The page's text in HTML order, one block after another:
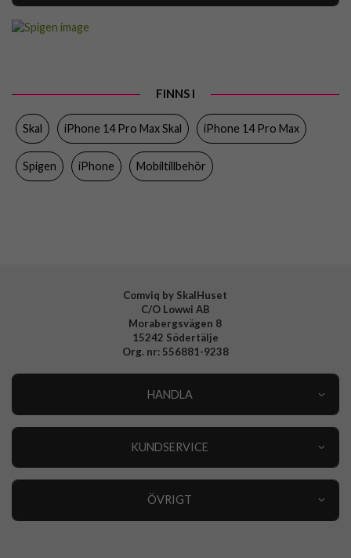
Trådlös laddning-kompatibel
Färg Genomskinlig
Material Hårdplast (PC), Mjukplast (TPU)
Varumärke
FINNS I
Skal iPhone 14 Pro Max Skal iPhone 14 Pro Max
Spigen iPhone Mobiltillbehör
Comviq by SkalHuset
C/O Lowwi AB
Morabergsvägen 8
15242 Södertälje
Org. nr: 556881-9238
HANDLA
KUNDSERVICE
ÖVRIGT